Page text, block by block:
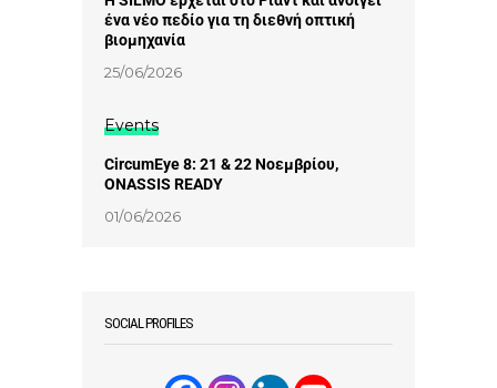
ένα νέο πεδίο για τη διεθνή οπτική
βιομηχανία
25/06/2026
Events
CircumEye 8: 21 & 22 Νοεμβρίου,
ONASSIS READY
01/06/2026
SOCIAL PROFILES